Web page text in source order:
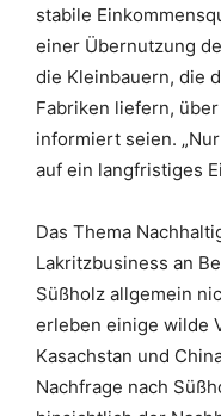
stabile
einer Übernutzung
die Kleinbauern, die
Fabriken liefern,
informiert seien.
auf ein langfristiges
Das Thema
Lakritzbusiness an
Süßholz allgemein
erleben einige wilde
Kasachstan und
Nachfrage nach